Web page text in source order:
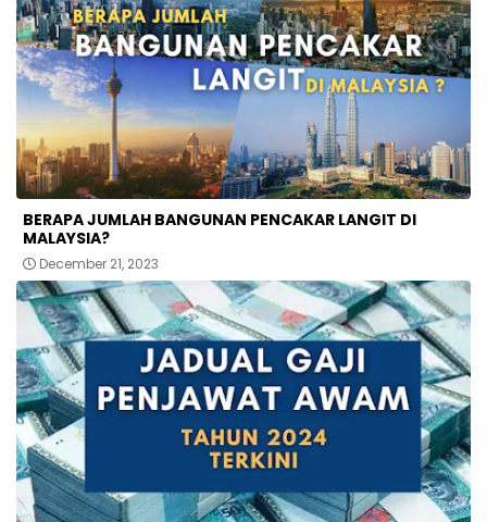
BERAPA JUMLAH BANGUNAN PENCAKAR LANGIT DI
MALAYSIA?
December 21, 2023